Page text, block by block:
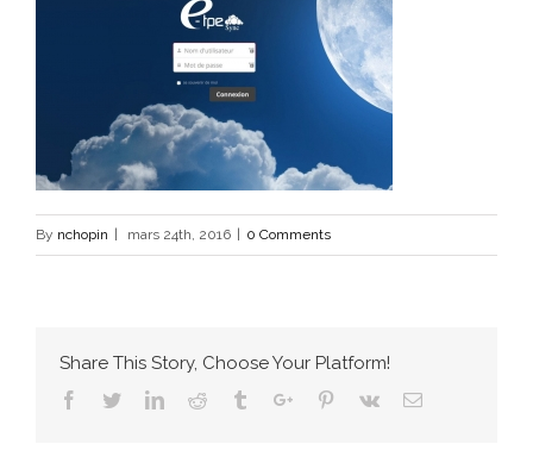
By nchopin mars 24th, 2016 0 Comments
Share This Story, Choose Your Platform!
Facebook
TwitterLinkedinReddit TumblrGoogle+Pinterest
Vk Email